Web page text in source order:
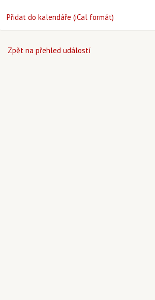
Přidat do kalendáře (iCal formát)
Zpět na přehled událostí